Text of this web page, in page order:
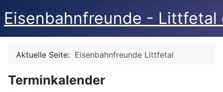
Eisenbahnfreunde - Littfetal
Aktuelle Seite: Eisenbahnfreunde Littfetal
Terminkalender